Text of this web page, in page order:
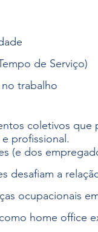
de Serviço)
trabalho
coletivos que
profissional.
(e dos
desafiam a
ocupacionais
home office